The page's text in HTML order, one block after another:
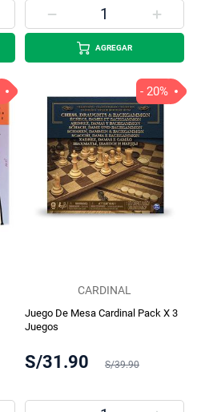
AGREGAR
CARDINAL
Juego De Mesa Cardinal Pack X 3
Juegos
S/31.90 S/39.90
- 20%